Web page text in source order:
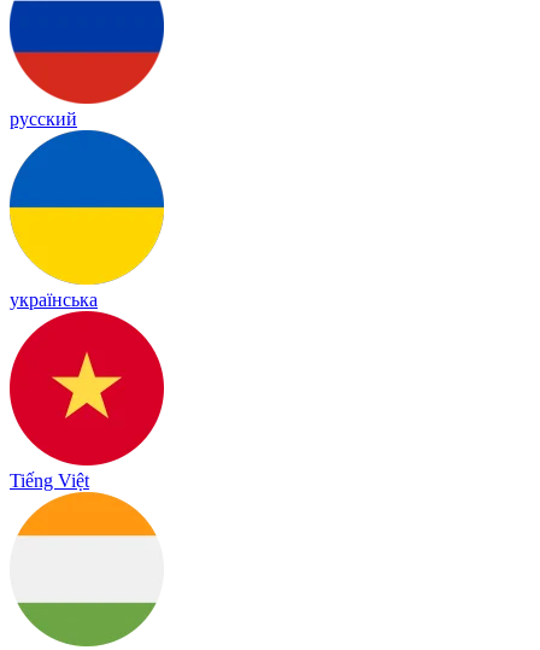
русский
українська
Tiếng Việt